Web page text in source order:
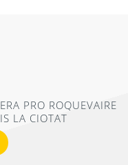
PRO ROQUEVAIRE
LA CIOTAT